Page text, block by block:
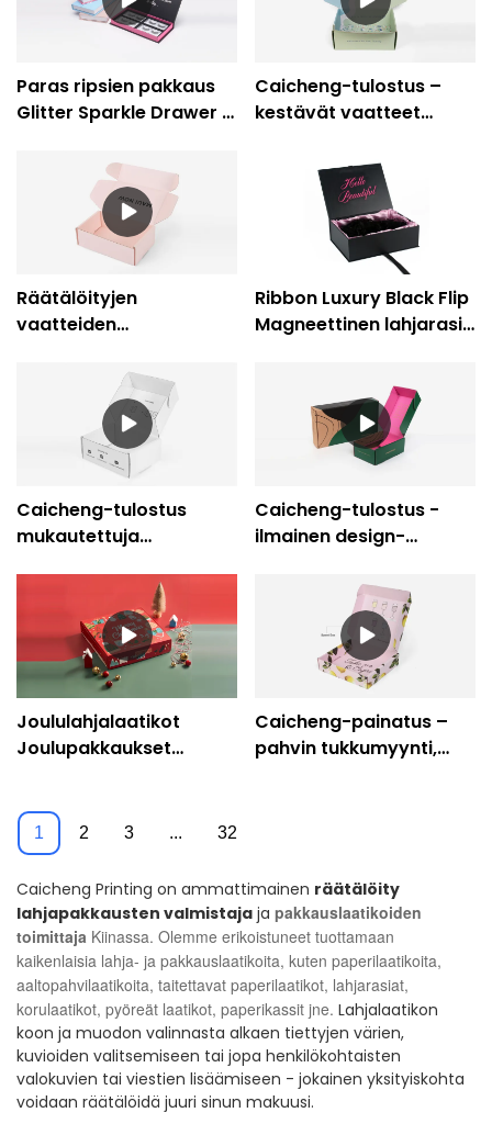
Caicheng Printing on ammattimainen räätälöity
lahjapakkausten valmistaja ja pakkauslaatikoiden
toimittaja Kiinassa. Olemme erikoistuneet tuottamaan
kaikenlaisia ​​lahja- ja pakkauslaatikoita, kuten paperilaatikoita,
aaltopahvilaatikoita, taitettavat paperilaatikot, lahjarasiat,
korulaatikot, pyöreät laatikot, paperikassit jne. Lahjalaatikon
koon ja muodon valinnasta alkaen tiettyjen värien,
kuvioiden valitsemiseen tai jopa henkilökohtaisten
valokuvien tai viestien lisäämiseen - jokainen yksityiskohta
voidaan räätälöidä juuri sinun makuusi.
Paras ripsien pakkaus
Glitter Sparkle Drawer -
kosmetiikkalaatikolla -
Caicheng-tulostus
Caicheng-tulostus –
kestävät vaatteet
paperipakkaukset
pahvipakkaus
Lahjatarvike
Aaltopahvilaatikko
Räätälöityjen
vaatteiden
Ympäristöystävällinen
vaaleanpunainen
paperipakkauslaatikko
Ribbon Luxury Black Flip
Magneettinen lahjarasia
Caicheng-tulostus
mukautettuja
pakkauslaatikoita
Caicheng-tulostus -
ilmainen design-
pakkauslaatikko
mukautetulla logolla
Joululahjalaatikot
Joulupakkaukset
Caicheng-painatus –
pahvin tukkumyynti,
1 2 3 ... 32